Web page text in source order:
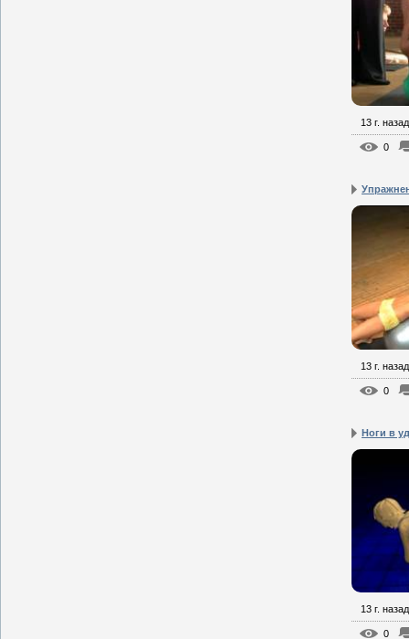
13 г. назад
0
13 г. назад
0
Ноги в
13 г. назад
0